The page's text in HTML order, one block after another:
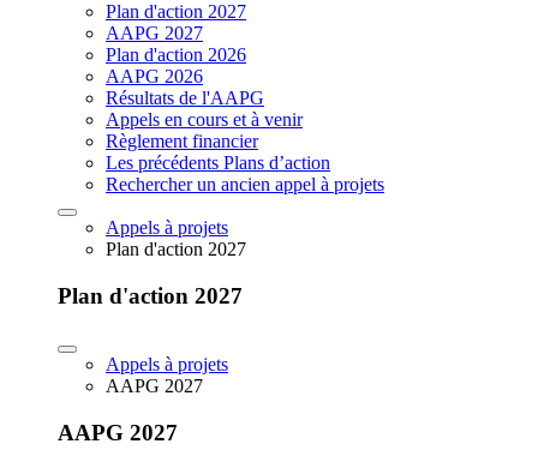
Plan d'action 2027
AAPG 2027
Plan d'action 2026
AAPG 2026
Résultats de l'AAPG
Appels en cours et à venir
Règlement financier
Les précédents Plans d’action
Rechercher un ancien appel à projets
Appels à projets
Plan d'action 2027
Plan d'action 2027
Appels à projets
AAPG 2027
AAPG 2027